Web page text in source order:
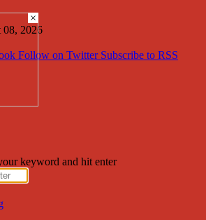
08, 2026
Follow on Twitter Subscribe to RSS
keyword and hit enter
×